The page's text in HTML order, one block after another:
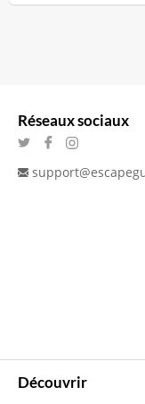
Réseaux sociaux
Découvrir